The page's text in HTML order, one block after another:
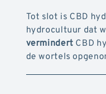
Tot slot is CBD
hydrocultuur dat
vermindert CBD
de wortels